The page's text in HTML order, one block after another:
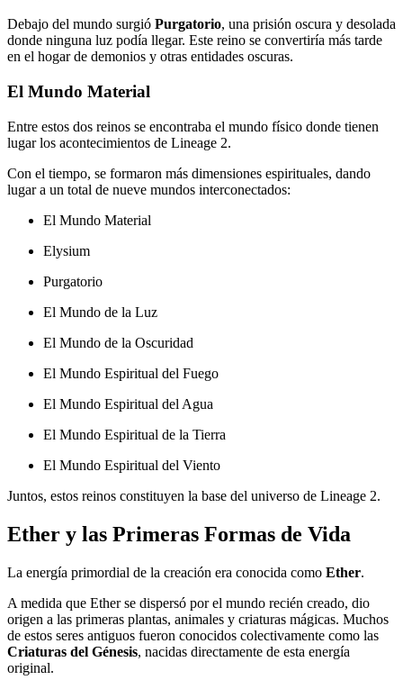
Debajo del mundo surgió Purgatorio, una prisión oscura y desolada
donde ninguna luz podía llegar. Este reino se convertiría más tarde
en el hogar de demonios y otras entidades oscuras.
El Mundo Material
Entre estos dos reinos se encontraba el mundo físico donde tienen
lugar los acontecimientos de Lineage 2.
Con el tiempo, se formaron más dimensiones espirituales, dando
lugar a un total de nueve mundos interconectados:
El Mundo Material
Elysium
Purgatorio
El Mundo de la Luz
El Mundo de la Oscuridad
El Mundo Espiritual del Fuego
El Mundo Espiritual del Agua
El Mundo Espiritual de la Tierra
El Mundo Espiritual del Viento
Juntos, estos reinos constituyen la base del universo de Lineage 2.
Ether y las Primeras Formas de Vida
La energía primordial de la creación era conocida como Ether.
A medida que Ether se dispersó por el mundo recién creado, dio
origen a las primeras plantas, animales y criaturas mágicas. Muchos
de estos seres antiguos fueron conocidos colectivamente como las
Criaturas del Génesis, nacidas directamente de esta energía
original.